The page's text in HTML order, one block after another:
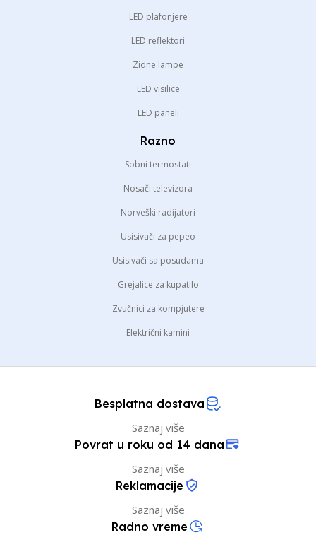
LED plafonjere
LED reflektori
Zidne lampe
LED visilice
LED paneli
Razno
Sobni termostati
Nosači televizora
Norveški radijatori
Usisivači za pepeo
Usisivači sa posudama
Grejalice za kupatilo
Zvučnici za kompjutere
Električni kamini
Besplatna dostava
Saznaj više
Povrat u roku od 14 dana
Saznaj više
Reklamacije
Saznaj više
Radno vreme